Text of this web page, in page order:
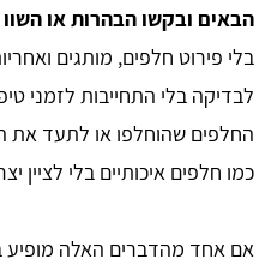
הבאים ובקשו הבהרות או
בלי פירוט חלפים, מותגים
לבדיקה בלי התחייבות לזמני
החלפים שהוחלפו או לתעד את
כמו חלפים איכותיים בלי לציין
אם אחד מהדברים האלה